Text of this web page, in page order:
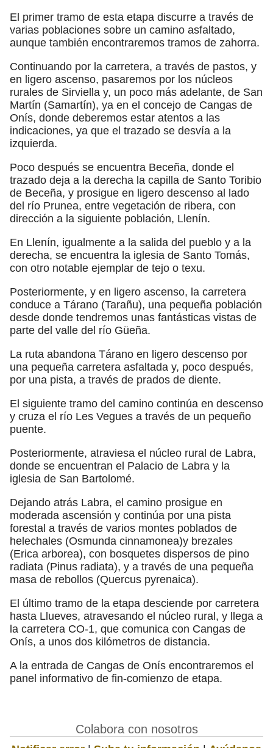
El primer tramo de esta etapa discurre a través de
varias poblaciones sobre un camino asfaltado,
aunque también encontraremos tramos de zahorra.
Continuando por la carretera, a través de pastos, y
en ligero ascenso, pasaremos por los núcleos
rurales de Sirviella y, un poco más adelante, de San
Martín (Samartín), ya en el concejo de Cangas de
Onís, donde deberemos estar atentos a las
indicaciones, ya que el trazado se desvía a la
izquierda.
Poco después se encuentra Beceña, donde el
trazado deja a la derecha la capilla de Santo Toribio
de Beceña, y prosigue en ligero descenso al lado
del río Prunea, entre vegetación de ribera, con
dirección a la siguiente población, Llenín.
En Llenín, igualmente a la salida del pueblo y a la
derecha, se encuentra la iglesia de Santo Tomás,
con otro notable ejemplar de tejo o texu.
Posteriormente, y en ligero ascenso, la carretera
conduce a Tárano (Tarañu), una pequeña población
desde donde tendremos unas fantásticas vistas de
parte del valle del río Güeña.
La ruta abandona Tárano en ligero descenso por
una pequeña carretera asfaltada y, poco después,
por una pista, a través de prados de diente.
El siguiente tramo del camino continúa en descenso
y cruza el río Les Vegues a través de un pequeño
puente.
Posteriormente, atraviesa el núcleo rural de Labra,
donde se encuentran el Palacio de Labra y la
iglesia de San Bartolomé.
Dejando atrás Labra, el camino prosigue en
moderada ascensión y continúa por una pista
forestal a través de varios montes poblados de
helechales (Osmunda cinnamonea)y brezales
(Erica arborea), con bosquetes dispersos de pino
radiata (Pinus radiata), y a través de una pequeña
masa de rebollos (Quercus pyrenaica).
El último tramo de la etapa desciende por carretera
hasta Llueves, atravesando el núcleo rural, y llega a
la carretera CO-1, que comunica con Cangas de
Onís, a unos dos kilómetros de distancia.
A la entrada de Cangas de Onís encontraremos el
panel informativo de fin-comienzo de etapa.
Colabora con nosotros